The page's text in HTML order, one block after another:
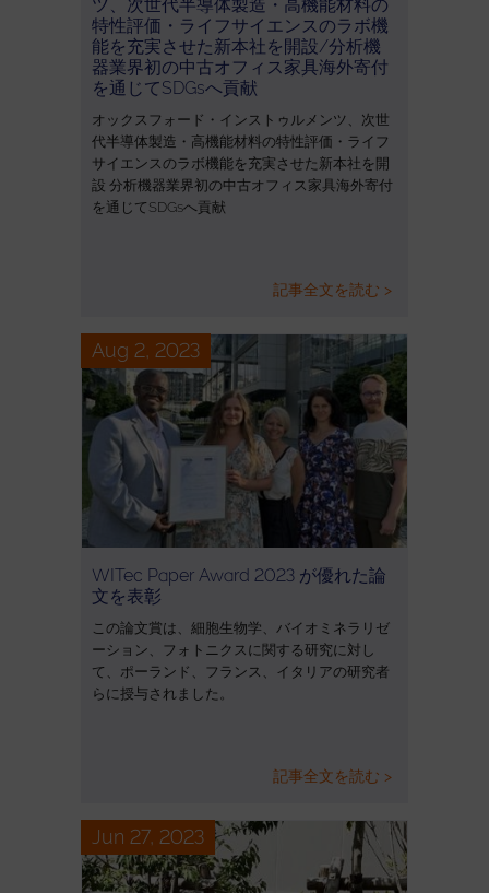
ツ、次世代半導体製造・高機能材料の
特性評価・ライフサイエンスのラボ機
能を充実させた新本社を開設/分析機
器業界初の中古オフィス家具海外寄付
を通じてSDGsへ貢献
オックスフォード・インストゥルメンツ、次世
代半導体製造・高機能材料の特性評価・ライフ
サイエンスのラボ機能を充実させた新本社を開
設 分析機器業界初の中古オフィス家具海外寄付
を通じてSDGsへ貢献
記事全文を読む >
Aug 2, 2023
WITec Paper Award 2023 が優れた論
文を表彰
この論文賞は、細胞生物学、バイオミネラリゼ
ーション、フォトニクスに関する研究に対し
て、ポーランド、フランス、イタリアの研究者
らに授与されました。
記事全文を読む >
Jun 27, 2023